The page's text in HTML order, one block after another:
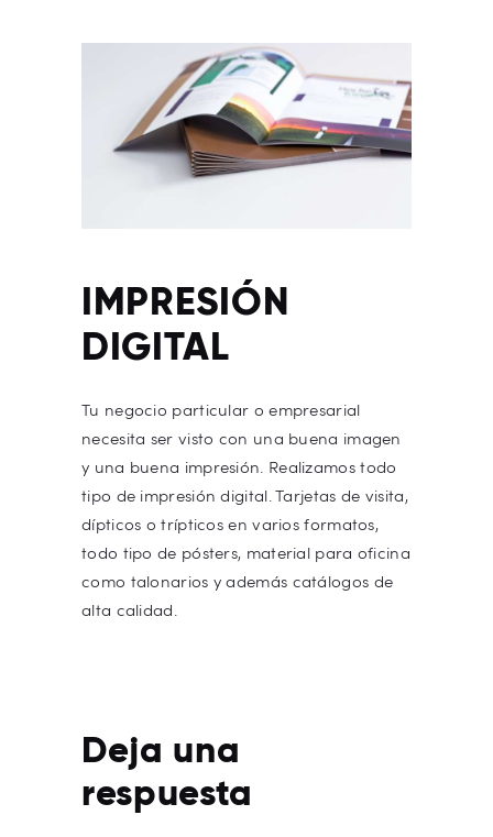
IMPRESIÓN
DIGITAL
Tu negocio particular o empresarial
necesita ser visto con una buena imagen
y una buena impresión. Realizamos todo
tipo de impresión digital. Tarjetas de visita,
dípticos o trípticos en varios formatos,
todo tipo de pósters, material para oficina
como talonarios y además catálogos de
alta calidad.
Deja una
respuesta